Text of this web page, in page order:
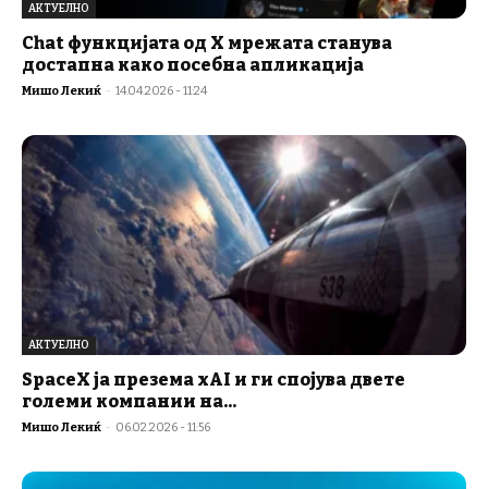
АКТУЕЛНО
Chat функцијата од X мрежата станува
достапна како посебна апликација
Мишо Лекиќ - 14.04.2026 - 11:24
АКТУЕЛНО
SpaceX ја преземa xAI и ги спојува двете
големи компании на...
Мишо Лекиќ - 06.02.2026 - 11:56